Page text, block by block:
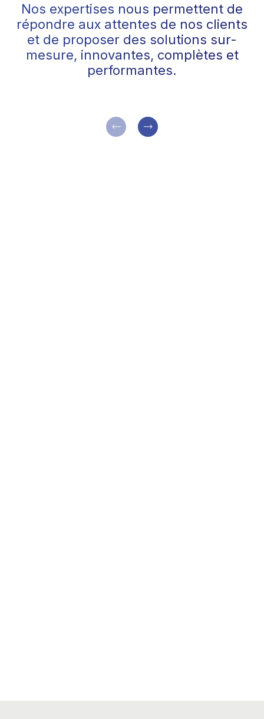
Nos expertises nous permettent de
répondre aux attentes de nos clients
et de proposer des solutions sur-
mesure, innovantes, complètes et
performantes.